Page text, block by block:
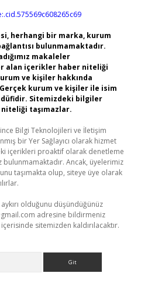
herhangi bir marka, kurum
bulunmamaktadır.
makaleler
alan içerikler haber niteliği
ve kişiler hakkında
kurum ve kişiler ile isim
Sitemizdeki bilgiler
taşımazlar.
Bilgi Teknolojileri ve İletişim
bir Yer Sağlayıcı olarak hizmet
içerikleri proaktif olarak denetleme
Ancak, üyelerimiz
taşımakta olup, siteye üye olarak
olduğunu düşündüğünüz
adresine bildirmeniz
sitemizden kaldırılacaktır.